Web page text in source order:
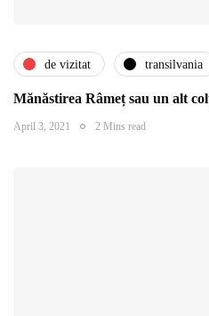
de vizitat transilvania
Mănăstirea Râmeț sau un alt
April 3, 2021 2 Mins read